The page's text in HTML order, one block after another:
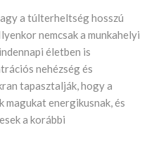
a túlterheltség hosszú
nemcsak a munkahelyi
életben is
nehézség és
tapasztalják, hogy a
energikusnak, és
a korábbi